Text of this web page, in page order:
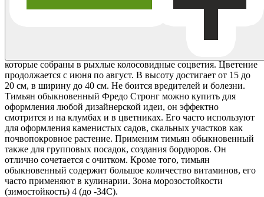
Тимьян обыкновенный Фредо Стронг – компактный
ароматны, напоминают смесь тмина, лимона и аниса. В июне
которые собраны в рыхлые колосовидные соцветия. Цветение
продолжается с июня по август. В высоту достигает от 15 до
20 см, в ширину до 40 см. Не боится вредителей и болезни.
Тимьян обыкновенный Фредо Стронг можно купить для
оформления любой дизайнерской идеи, он эффектно
смотрится и на клумбах и в цветниках. Его часто используют
для оформления каменистых садов, скальных участков как
почвопокровное растение. Применим тимьян обыкновенный
также для групповых посадок, создания бордюров. Он
отлично сочетается с очитком. Кроме того, тимьян
обыкновенный содержит большое количество витаминов, его
часто применяют в кулинарии. Зона морозостойкости
(зимостойкость) 4 (до -34С).